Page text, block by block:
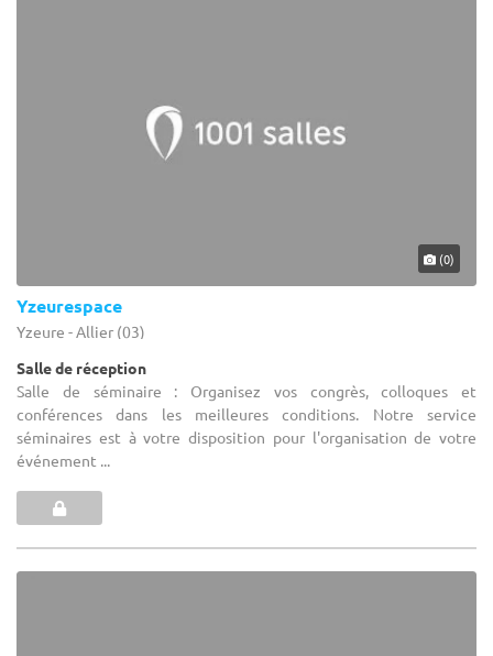
(0)
Yzeurespace
Yzeure - Allier (03)
Salle de réception
Salle de séminaire : Organisez vos congrès, colloques et
conférences dans les meilleures conditions. Notre service
séminaires est à votre disposition pour l'organisation de votre
événement ...